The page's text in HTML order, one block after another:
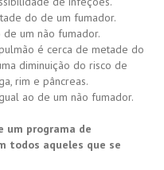
do de um fumador.
de um não fumador.
é cerca de metade do
diminuição do risco de
rim e pâncreas.
ao de um não fumador.
um programa de
todos aqueles que se